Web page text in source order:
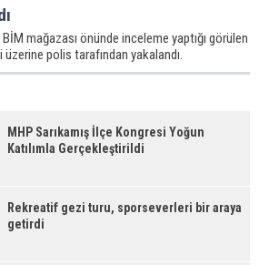
mağazası önünde inceleme yaptığı görülen
polis tarafından yakalandı.
MHP Sarıkamış İlçe Kongresi Yoğun
Katılımla Gerçekleştirildi
Rekreatif gezi turu, sporseverleri bir araya
getirdi